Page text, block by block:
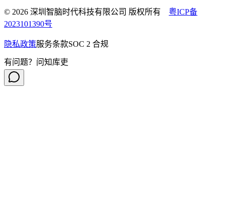
© 2026 深圳智脑时代科技有限公司 版权所有 粤ICP备
2023101390号
隐私政策服务条款SOC 2 合规
有问题？问知库吏